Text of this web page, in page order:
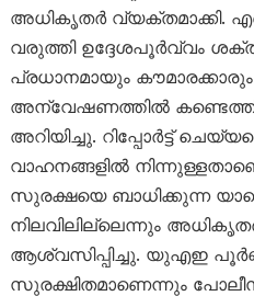
അധികൃതർ വ്യക്തമാക്കി.
വരുത്തി ഉദ്ദേശപൂർവ്വം
പ്രധാനമായും
അന്വേഷണത്തിൽ
അറിയിച്ചു. റിപ്പോർട്ട്
വാഹനങ്ങളിൽ
സുരക്ഷയെ ബാധിക്കുന്ന
നിലവിലില്ലെന്നും
ആശ്വസിപ്പിച്ചു. യുഎഇ
സുരക്ഷിതമാണെന്നും